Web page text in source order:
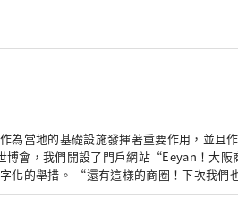
為當地的基礎設施發揮著重要作用，並且
博會，我們開設了門戶網站“Eeyan！大
化的舉措。 “還有這樣的商圈！下次我們
邂逅，例如發現當地商店街的新一面。